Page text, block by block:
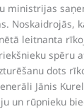
ministrijas
Noskaidrojās,
leitnanta
spēru
dots
Jānis
un rūpnieku